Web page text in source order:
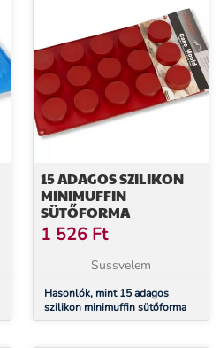
15 ADAGOS SZILIKON
MINIMUFFIN
SÜTŐFORMA
1 526 Ft
Sussvelem
Hasonlók, mint 15 adagos
szilikon minimuffin sütőforma